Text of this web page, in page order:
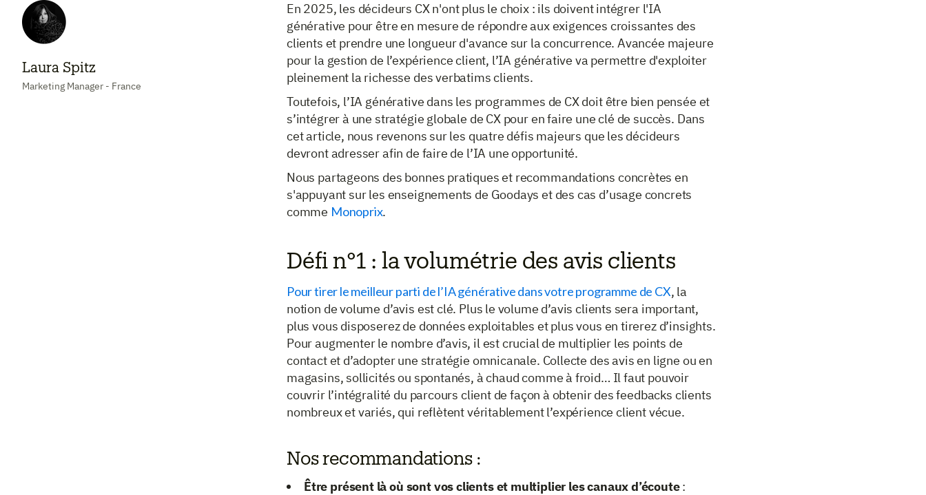
Laura Spitz
Marketing Manager - France
En 2025, les décideurs CX n'ont plus le choix : ils doivent intégrer l'IA
générative pour être en mesure de répondre aux exigences croissantes des
clients et prendre une longueur d'avance sur la concurrence. Avancée majeure
pour la gestion de l’expérience client, l’IA générative va permettre d'exploiter
pleinement la richesse des verbatims clients.
Toutefois, l’IA générative dans les programmes de CX doit être bien pensée et
s’intégrer à une stratégie globale de CX pour en faire une clé de succès. Dans
cet article, nous revenons sur les quatre défis majeurs que les décideurs
devront adresser afin de faire de l’IA une opportunité.
Nous partageons des bonnes pratiques et recommandations concrètes en
s'appuyant sur les enseignements de Goodays et des cas d’usage concrets
comme Monoprix.
Défi n°1 : la volumétrie des avis clients
Pour tirer le meilleur parti de l’IA générative dans votre programme de CX, la
notion de volume d’avis est clé. Plus le volume d’avis clients sera important,
plus vous disposerez de données exploitables et plus vous en tirerez d’insights.
Pour augmenter le nombre d’avis, il est crucial de multiplier les points de
contact et d’adopter une stratégie omnicanale. Collecte des avis en ligne ou en
magasins, sollicités ou spontanés, à chaud comme à froid… Il faut pouvoir
couvrir l’intégralité du parcours client de façon à obtenir des feedbacks clients
nombreux et variés, qui reflètent véritablement l’expérience client vécue.
Nos recommandations :
Être présent là où sont vos clients et multiplier les canaux d’écoute: